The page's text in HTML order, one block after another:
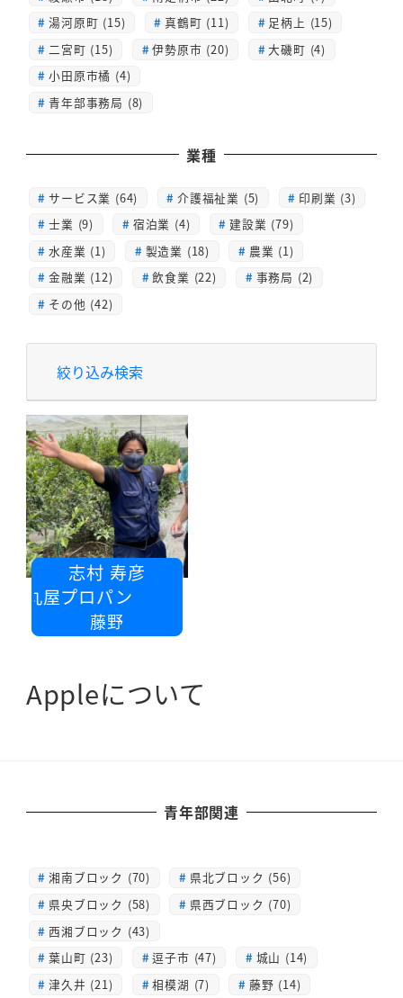
湯河原町 (15)
真鶴町 (11)
足柄上 (15)
二宮町 (15)
伊勢原市 (20)
大磯町 (4)
小田原市橘 (4)
青年部事務局 (8)
業種
サービス業 (64) 介護福祉業 (5)
印刷業 (3)
士業 (9)
宿泊業 (4)
建設業 (79)
水産業 (1)
製造業 (18)
農業 (1)
金融業 (12)
飲食業 (22)
事務局 (2)
その他 (42)
絞り込み検索
志村 寿彦
丸屋プロパン
藤野
Appleについて
青年部関連
湘南ブロック (70)
県北ブロック (56)
県央ブロック (58)
県西ブロック (70)
西湘ブロック (43)
葉山町 (23)
逗子市 (47)
城山 (14)
津久井 (21)
相模湖 (7)
藤野 (14)